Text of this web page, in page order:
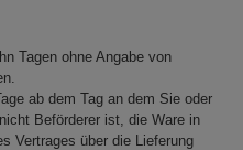
Tagen ohne Angabe von
ab dem Tag an dem Sie oder
Beförderer ist, die Ware in
Vertrages über die Lieferung